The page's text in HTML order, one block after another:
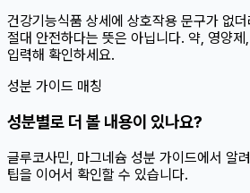
건강기능식품 상세에 상호작용 문구가 없더
절대 안전하다는 뜻은 아닙니다. 약, 영양제
입력해 확인하세요.
성분 가이드 매칭
성분별로 더 볼 내용이 있나요?
글루코사민, 마그네슘 성분 가이드에서 알
팁을 이어서 확인할 수 있습니다.